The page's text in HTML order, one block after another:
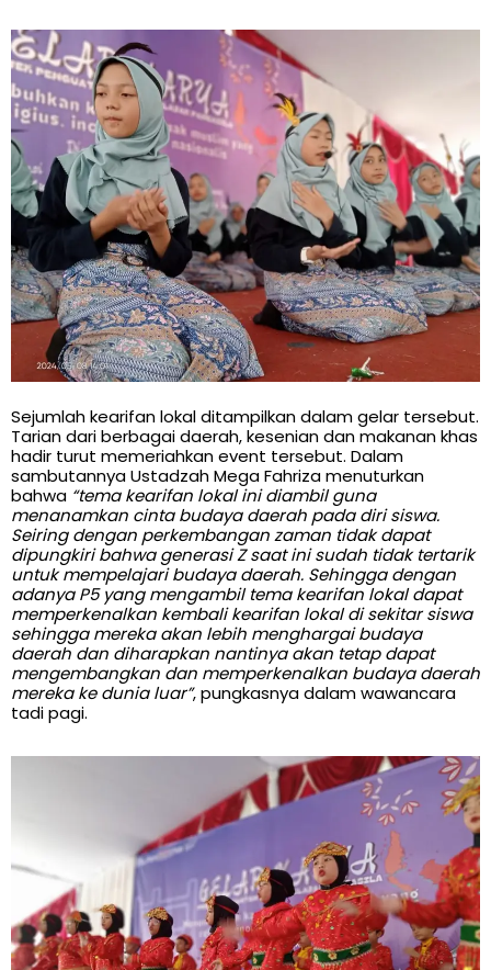
Sejumlah kearifan lokal ditampilkan dalam gelar tersebut.
Tarian dari berbagai daerah, kesenian dan makanan khas
hadir turut memeriahkan event tersebut. Dalam
sambutannya Ustadzah Mega Fahriza menuturkan
bahwa “tema kearifan lokal ini diambil guna
menanamkan cinta budaya daerah pada diri siswa.
Seiring dengan perkembangan zaman tidak dapat
dipungkiri bahwa generasi Z saat ini sudah tidak tertarik
untuk mempelajari budaya daerah. Sehingga dengan
adanya P5 yang mengambil tema kearifan lokal dapat
memperkenalkan kembali kearifan lokal di sekitar siswa
sehingga mereka akan lebih menghargai budaya
daerah dan diharapkan nantinya akan tetap dapat
mengembangkan dan memperkenalkan budaya daerah
mereka ke dunia luar”, pungkasnya dalam wawancara
tadi pagi.